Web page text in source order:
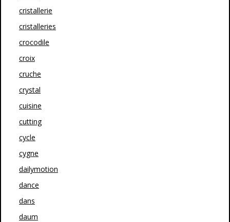
cristallerie
cristalleries
crocodile
croix
cruche
crystal
cuisine
cutting
cycle
cygne
dailymotion
dance
dans
daum